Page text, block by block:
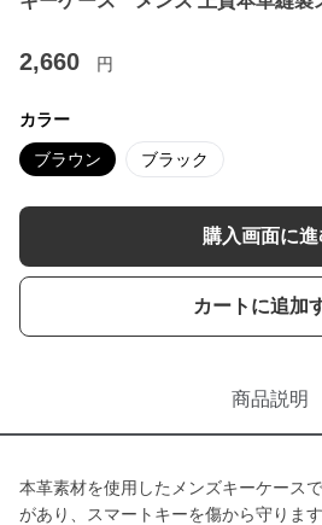
2,660 円
カラー
ブラウン ブラック
購入画面に進
カートに追加
商品説明
本革素材を使用したメンズキーケース
があり、スマートキーを傷から守ります